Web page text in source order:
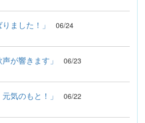
ました！」 06/24
が響きます」 06/23
気のもと！」 06/22